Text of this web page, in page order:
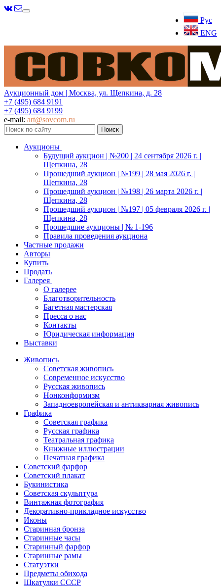
Рус
ENG
Меню
Аукционный дом | Москва, ул. Щепкина, д. 28
+7 (495) 684 9191
+7 (495) 684 9199
e-mail: art@sovcom.ru
Аукционы
Будущий аукцион | №200 | 24 сентября 2026 г. |
Щепкина, 28
Прошедший аукцион | №199 | 28 мая 2026 г. |
Щепкина, 28
Прошедший аукцион | №198 | 26 марта 2026 г. |
Щепкина, 28
Прошедший аукцион | №197 | 05 февраля 2026 г. |
Щепкина, 28
Прошедшие аукционы | № 1-196
Правила проведения аукциона
Частные продажи
Авторы
Купить
Продать
Галерея
О галерее
Благотворительность
Багетная мастерская
Пресса о нас
Контакты
Юридическая информация
Выставки
Живопись
Советская живопись
Современное искусство
Русская живопись
Нонконформизм
Западноевропейская и антикварная живопись
Графика
Советская графика
Русская графика
Театральная графика
Книжные иллюстрации
Печатная графика
Советский фарфор
Советский плакат
Букинистика
Советская скульптура
Винтажная фотография
Декоративно-прикладное искусство
Иконы
Старинная бронза
Старинные часы
Старинный фарфор
Старинные рамы
Статуэтки
Предметы обихода
Шкатулки СССР